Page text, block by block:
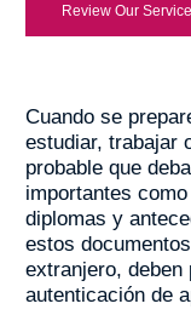
Review Our
Cuando se
estudiar, trabajar
probable que
importantes
diplomas y
estos
extranjero, deben
autenticación de